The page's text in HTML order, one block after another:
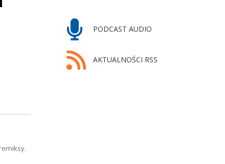
PODCAST AUDIO
AKTUALNOŚCI RSS